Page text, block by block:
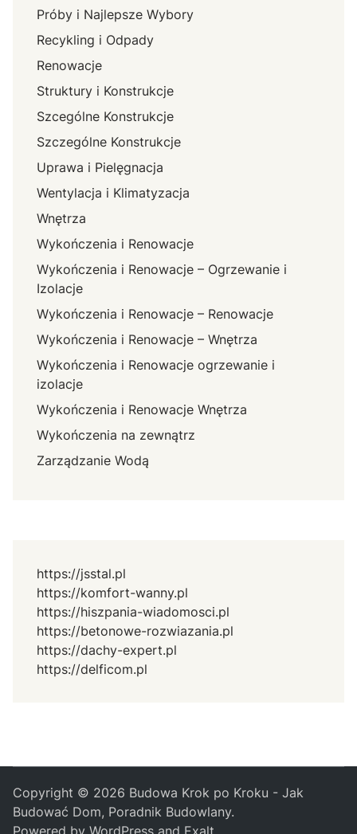
Próby i Najlepsze Wybory
Recykling i Odpady
Renowacje
Struktury i Konstrukcje
Szcególne Konstrukcje
Szczególne Konstrukcje
Uprawa i Pielęgnacja
Wentylacja i Klimatyzacja
Wnętrza
Wykończenia i Renowacje
Wykończenia i Renowacje – Ogrzewanie i
Izolacje
Wykończenia i Renowacje – Renowacje
Wykończenia i Renowacje – Wnętrza
Wykończenia i Renowacje ogrzewanie i
izolacje
Wykończenia i Renowacje Wnętrza
Wykończenia na zewnątrz
Zarządzanie Wodą
https://jsstal.pl
https://komfort-wanny.pl
https://hiszpania-wiadomosci.pl
https://betonowe-rozwiazania.pl
https://dachy-expert.pl
https://delficom.pl
Copyright © 2026 Budowa Krok po Kroku - Jak
Budować Dom, Poradnik Budowlany.
Powered byWordPress and Exalt